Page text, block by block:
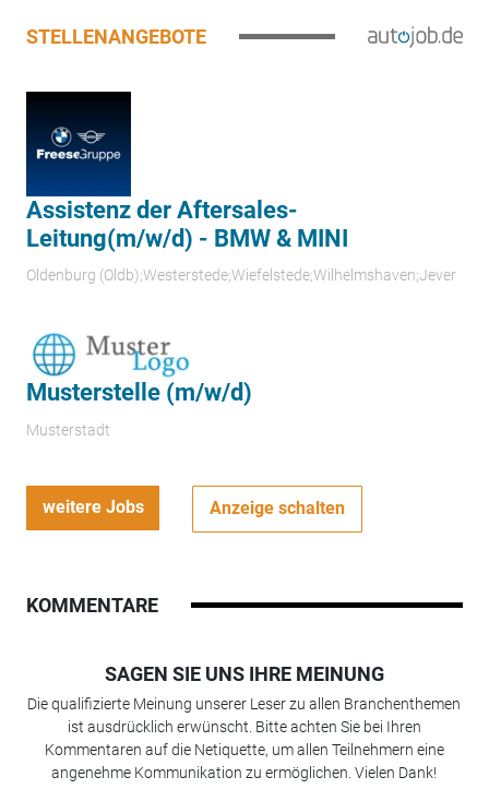
STELLENANGEBOTE
Assistenz der Aftersales-
Leitung(m/w/d) - BMW & MINI
Oldenburg (Oldb);Westerstede;Wiefelstede;Wilhelmshaven;Jever
Musterstelle (m/w/d)
Musterstadt
weitere Jobs Anzeige schalten
KOMMENTARE
SAGEN SIE UNS IHRE MEINUNG
Die qualifizierte Meinung unserer Leser zu allen Branchenthemen
ist ausdrücklich erwünscht. Bitte achten Sie bei Ihren
Kommentaren auf die Netiquette, um allen Teilnehmern eine
angenehme Kommunikation zu ermöglichen. Vielen Dank!